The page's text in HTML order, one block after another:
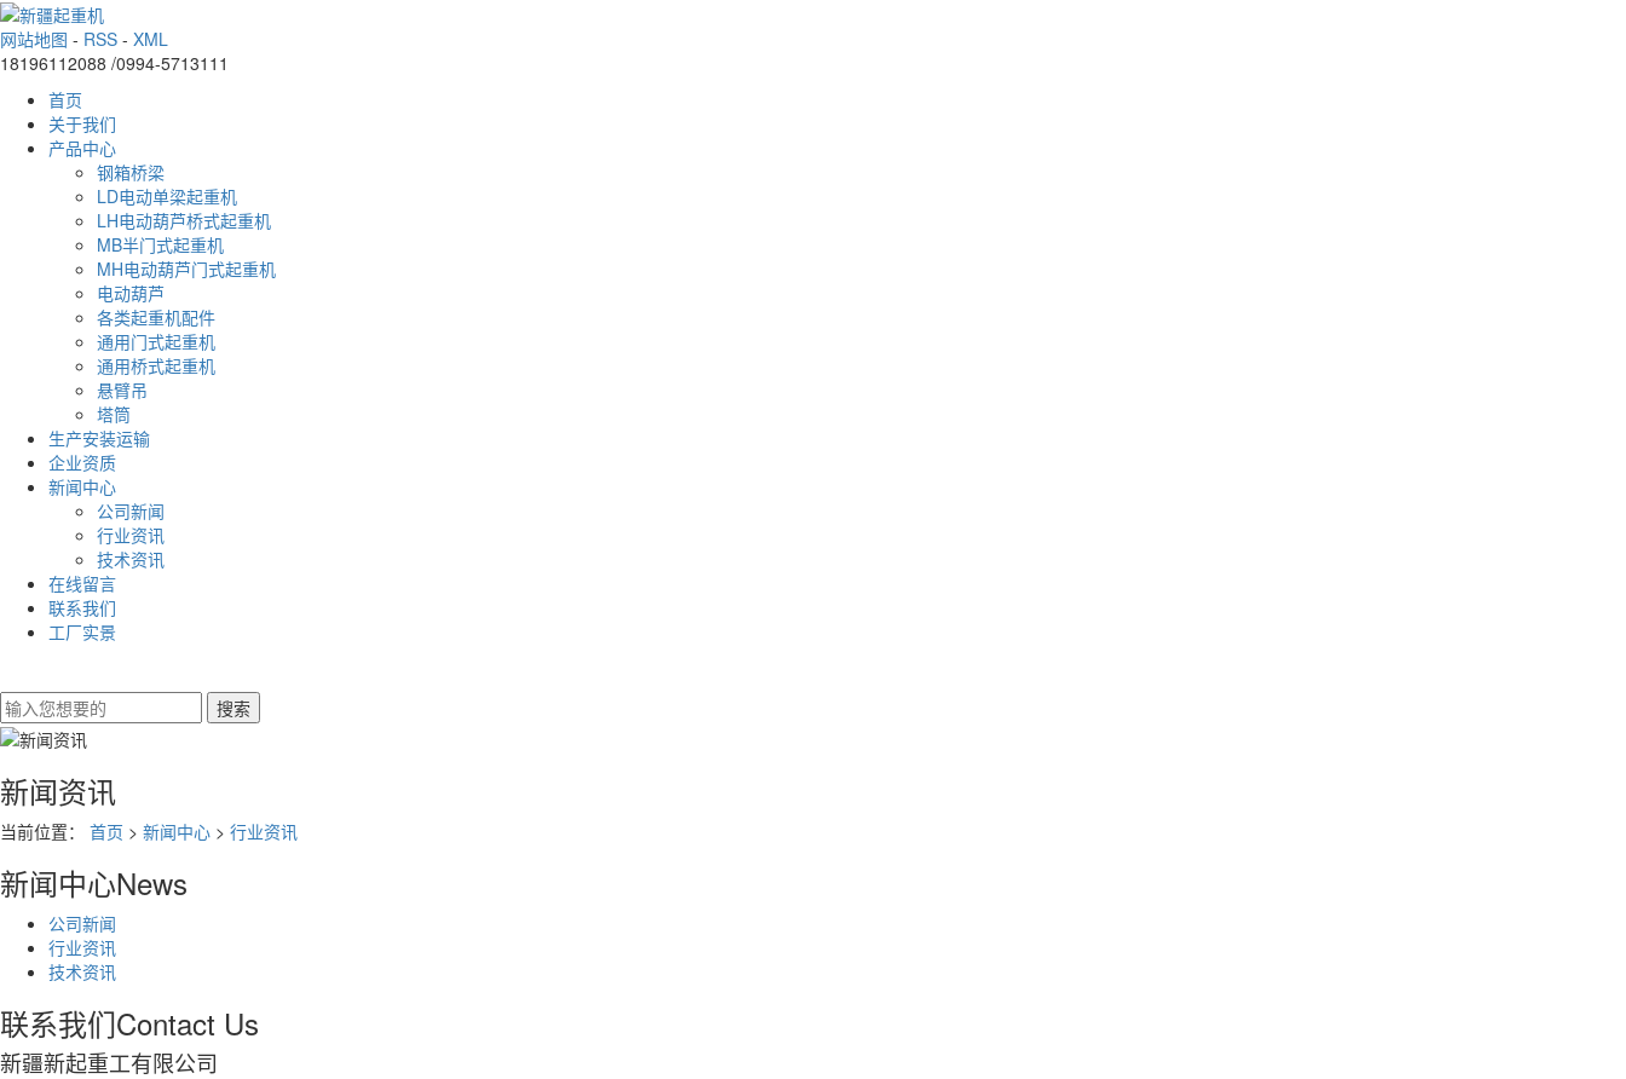
网站地图 - RSS - XML
18196112088 /0994-5713111
首页
关于我们
产品中心
钢箱桥梁
LD电动单梁起重机
LH电动葫芦桥式起重机
MB半门式起重机
MH电动葫芦门式起重机
电动葫芦
各类起重机配件
通用门式起重机
通用桥式起重机
悬臂吊
塔筒
生产安装运输
企业资质
新闻中心
公司新闻
行业资讯
技术资讯
在线留言
联系我们
工厂实景
新闻资讯
当前位置： 首页 > 新闻中心 > 行业资讯
新闻中心News
公司新闻
行业资讯
技术资讯
联系我们Contact Us
新疆新起重工有限公司